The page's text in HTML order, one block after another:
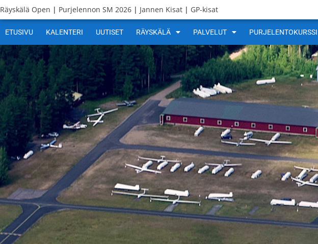
Räyskälä Open | Purjelennon SM 2026 | Jannen Kisat | GP-kisat
ETUSIVU KALENTERI UUTISET RÄYSKÄLÄ PALVELUT PURJELENTOKURSSI